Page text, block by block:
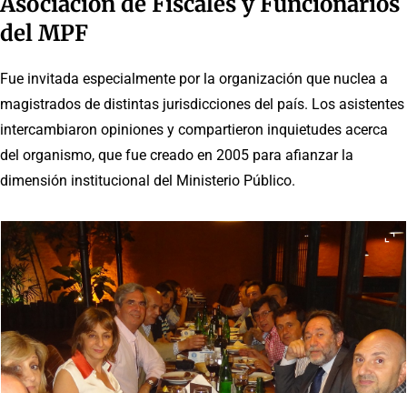
del MPF
Fue invitada especialmente por la organización que nuclea a
magistrados de distintas jurisdicciones del país. Los asistentes
intercambiaron opiniones y compartieron inquietudes acerca
del organismo, que fue creado en 2005 para afianzar la
dimensión institucional del Ministerio Público.